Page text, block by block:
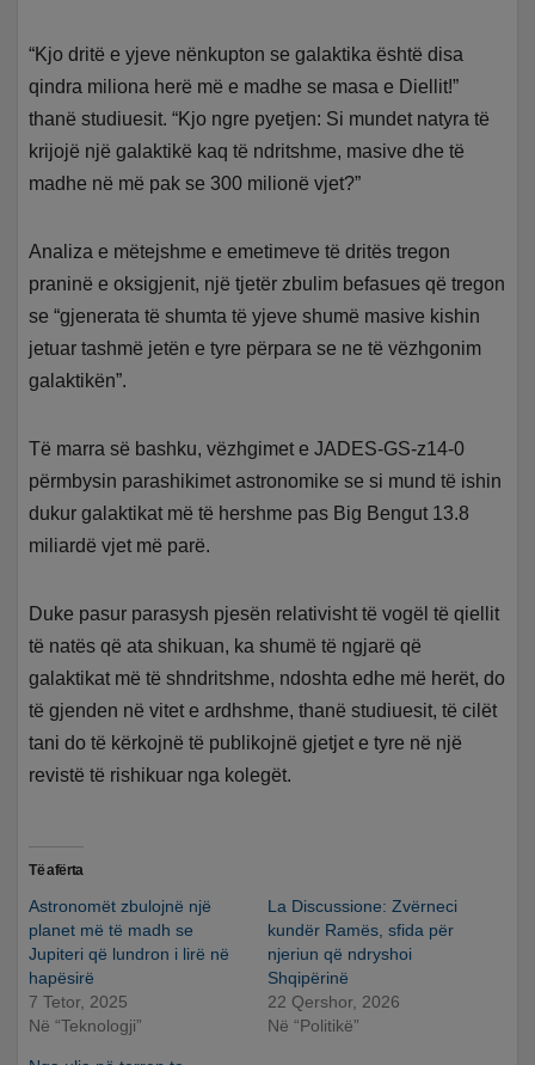
“Kjo dritë e yjeve nënkupton se galaktika është disa
qindra miliona herë më e madhe se masa e Diellit!”
thanë studiuesit. “Kjo ngre pyetjen: Si mundet natyra të
krijojë një galaktikë kaq të ndritshme, masive dhe të
madhe në më pak se 300 milionë vjet?”
Analiza e mëtejshme e emetimeve të dritës tregon
praninë e oksigjenit, një tjetër zbulim befasues që tregon
se “gjenerata të shumta të yjeve shumë masive kishin
jetuar tashmë jetën e tyre përpara se ne të vëzhgonim
galaktikën”.
Të marra së bashku, vëzhgimet e JADES-GS-z14-0
përmbysin parashikimet astronomike se si mund të ishin
dukur galaktikat më të hershme pas Big Bengut 13.8
miliardë vjet më parë.
Duke pasur parasysh pjesën relativisht të vogël të qiellit
të natës që ata shikuan, ka shumë të ngjarë që
galaktikat më të shndritshme, ndoshta edhe më herët, do
të gjenden në vitet e ardhshme, thanë studiuesit, të cilët
tani do të kërkojnë të publikojnë gjetjet e tyre në një
revistë të rishikuar nga kolegët.
Të afërta
Astronomët zbulojnë një
planet më të madh se
Jupiteri që lundron i lirë në
hapësirë
7 Tetor, 2025
Në “Teknologji”
La Discussione: Zvërneci
kundër Ramës, sfida për
njeriun që ndryshoi
Shqipërinë
22 Qershor, 2026
Në “Politikë”